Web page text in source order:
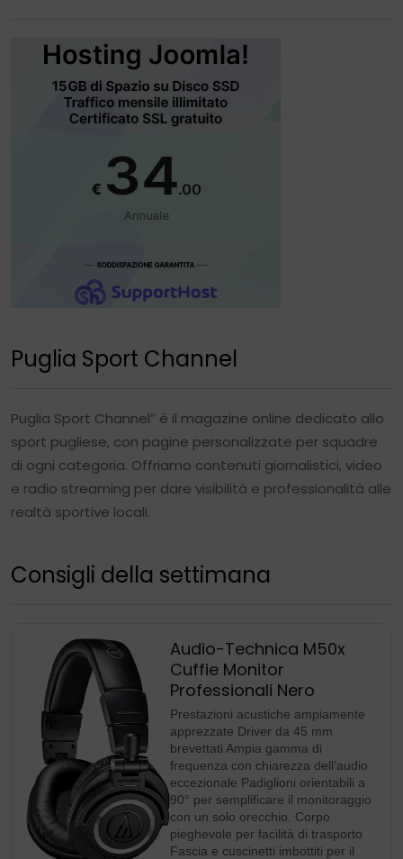
Puglia Sport Channel
Puglia Sport Channel” è il magazine online dedicato allo
sport pugliese, con pagine personalizzate per squadre
di ogni categoria. Offriamo contenuti giornalistici, video
e radio streaming per dare visibilità e professionalità alle
realtà sportive locali.
Consigli della settimana
Audio-Technica M50x
Cuffie Monitor
Professionali Nero
Prestazioni acustiche ampiamente
apprezzate Driver da 45 mm
brevettati Ampia gamma di
frequenza con chiarezza dell’audio
eccezionale Padiglioni orientabili a
90° per semplificare il monitoraggio
con un solo orecchio. Corpo
pieghevole per facilità di trasporto
Fascia e cuscinetti imbottiti per il